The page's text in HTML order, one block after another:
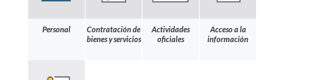
Personal
Contratación de
bienes y servicios
Actividades
oficiales
Acceso a la
información